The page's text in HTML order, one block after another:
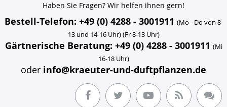
Haben Sie Fragen? Wir helfen ihnen gern!
Bestell-Telefon: +49 (0) 4288 - 3001911 (Mo - Do von 8-
13 und 14-16 Uhr) (Fr 8-13 Uhr)
Gärtnerische Beratung: +49 (0) 4288 - 3001911 (Mi
16-18 Uhr)
oder info@kraeuter-und-duftpflanzen.de